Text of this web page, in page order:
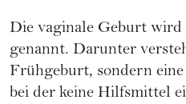
Die vaginale Geburt wird
genannt. Darunter
Frühgeburt, sondern
bei der keine Hilfsmittel